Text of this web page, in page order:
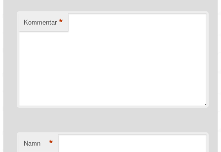
Kommentar *
Namn *